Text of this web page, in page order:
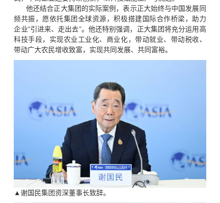
他还结合正大集团的实际案例，表示正大始终与中国发展同
频共振，愿依托集团全球资源，积极搭建国际合作桥梁，助力
企业“引进来、走出去”。他还特别强调，正大集团将充分运用高
科技手段，实现农业工业化、商业化，带动就业、带动税收、
带动广大农民增收致富，实现共同发展、共同富裕。
▲谢国民集团资深董事长致辞。